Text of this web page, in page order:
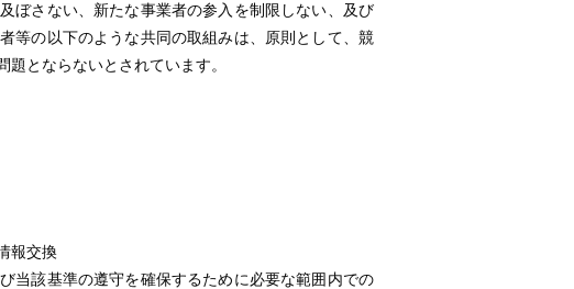
ない、新たな事業者の参入を制限しない、及び
等の以下のような共同の取組みは、原則として、競
とならないとされています。
報交換
基準の遵守を確保するために必要な範囲内での